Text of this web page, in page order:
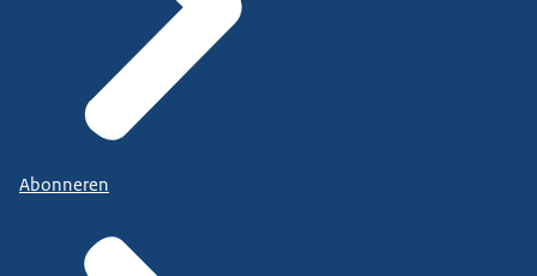
Abonneren